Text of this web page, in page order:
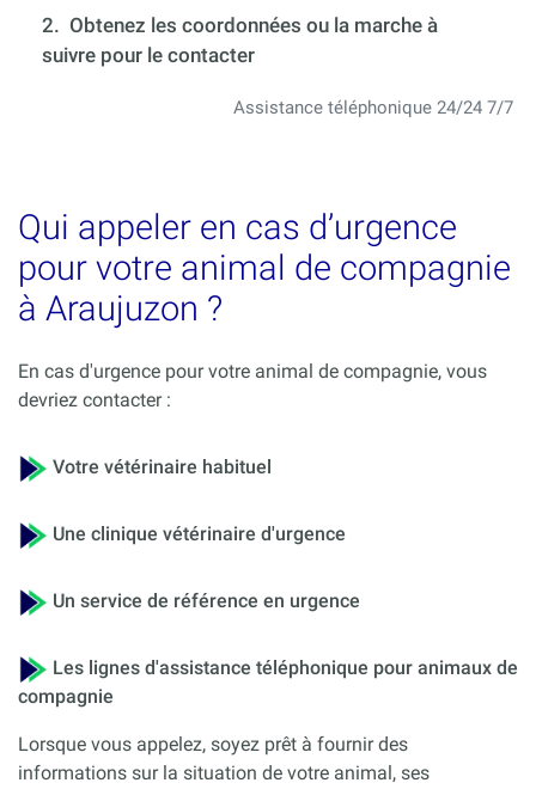
2. Obtenez les coordonnées ou la marche à
suivre pour le contacter
Assistance téléphonique 24/24 7/7
Qui appeler en cas d’urgence
pour votre animal de compagnie
à Araujuzon ?
En cas d'urgence pour votre animal de compagnie, vous
devriez contacter :
Votre vétérinaire habituel
Une clinique vétérinaire d'urgence
Un service de référence en urgence
Les lignes d'assistance téléphonique pour animaux de
compagnie
Lorsque vous appelez, soyez prêt à fournir des
informations sur la situation de votre animal, ses